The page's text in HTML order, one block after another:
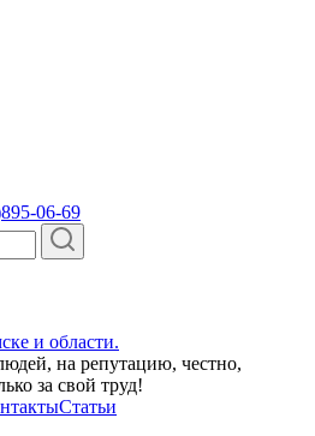
06-69
и области.
на репутацию, честно,
за свой труд!
Статьи